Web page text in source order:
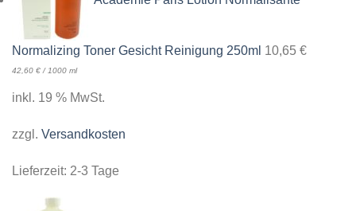
Normalizing Toner Gesicht Reinigung 250ml 10,65 €
42,60 € / 1000 ml
inkl. 19 % MwSt.
zzgl. Versandkosten
Lieferzeit: 2-3 Tage